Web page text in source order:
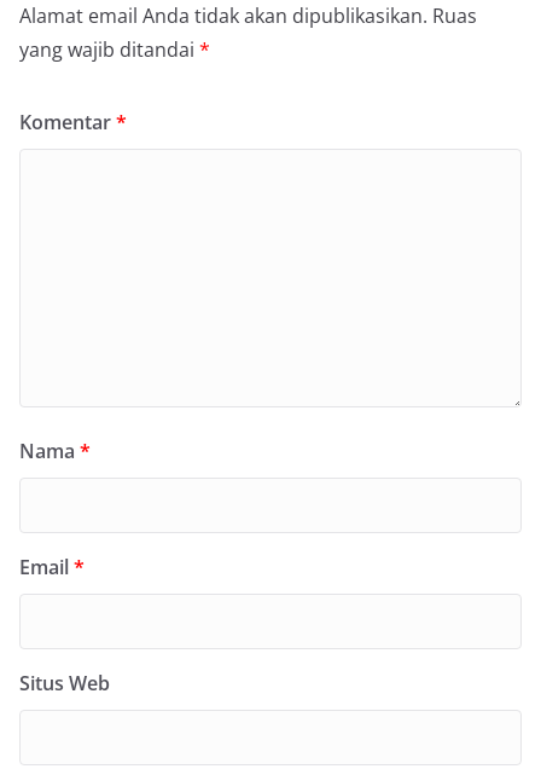
Alamat email Anda tidak akan dipublikasikan. Ruas
yang wajib ditandai *
Komentar*
Nama *
Email*
Situs Web